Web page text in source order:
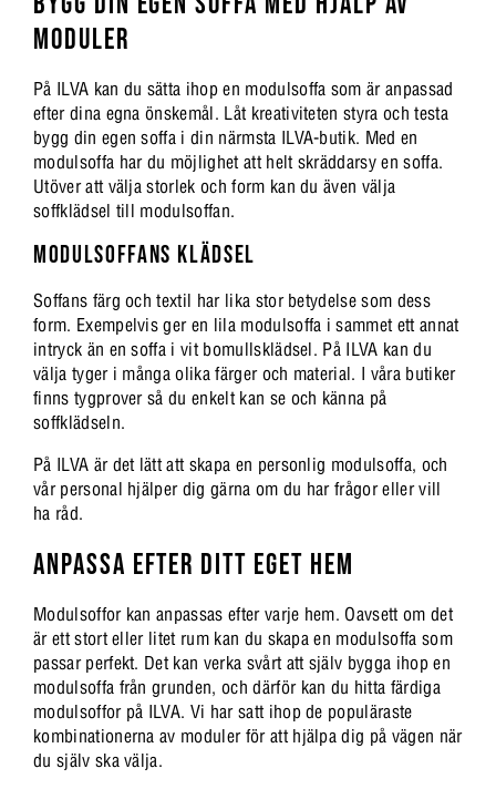
MODULER
På ILVA kan du sätta ihop en modulsoffa som är anpassad
efter dina egna önskemål. Låt kreativiteten styra och testa
bygg din egen soffa i din närmsta ILVA-butik. Med en
modulsoffa har du möjlighet att helt skräddarsy en soffa.
Utöver att välja storlek och form kan du även välja
soffklädsel till modulsoffan.
MODULSOFFANS KLÄDSEL
Soffans färg och textil har lika stor betydelse som dess
form. Exempelvis ger en lila modulsoffa i sammet ett annat
intryck än en soffa i vit bomullsklädsel. På ILVA kan du
välja tyger i många olika färger och material. I våra butiker
finns tygprover så du enkelt kan se och känna på
soffklädseln.
På ILVA är det lätt att skapa en personlig modulsoffa, och
vår personal hjälper dig gärna om du har frågor eller vill
ha råd.
ANPASSA EFTER DITT EGET HEM
Modulsoffor kan anpassas efter varje hem. Oavsett om det
är ett stort eller litet rum kan du skapa en modulsoffa som
passar perfekt. Det kan verka svårt att själv bygga ihop en
modulsoffa från grunden, och därför kan du hitta färdiga
modulsoffor på ILVA. Vi har satt ihop de populäraste
kombinationerna av moduler för att hjälpa dig på vägen när
du själv ska välja.